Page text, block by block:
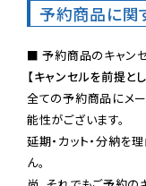
予約商品に関
【キャンセルを前提と
全ての予約商品にメー
能性がございます。
延期・カット・分納を
ん。